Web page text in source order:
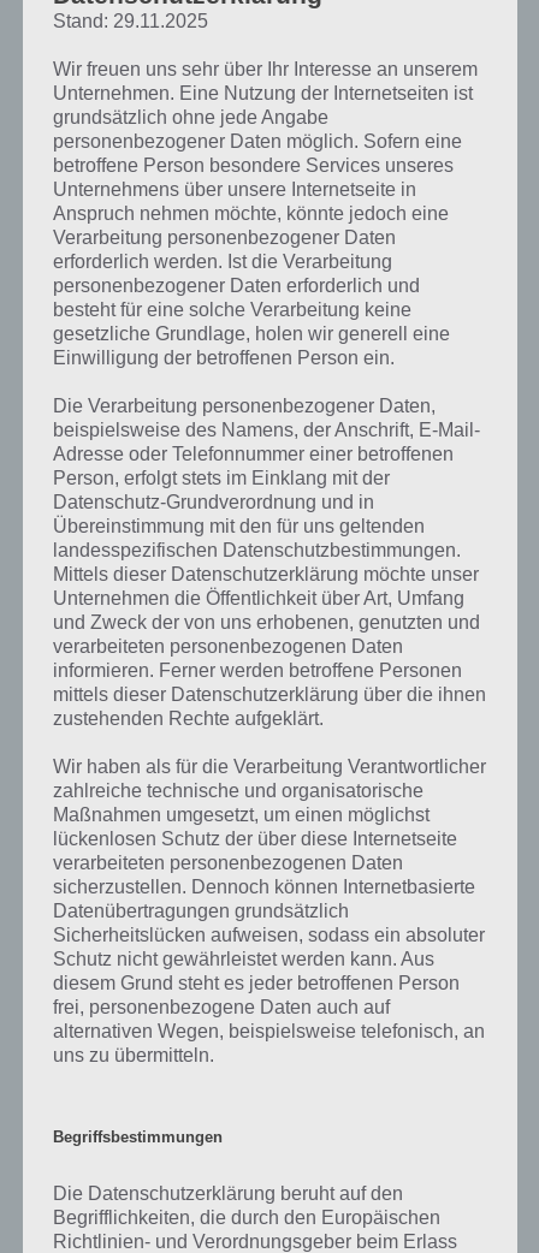
Helligkeit des Bildschirms bei Android für mehr
In Android geht ihr dazu in die Android Einstellungen -> Display (oder
Bildschirm). Dort findet sich auch der Punkt “Helligkeit”. Dort könnt
ihr per Schieberegler die Helligkeit herunterschrauben. Grundsätzlich
gilt: Umso geringer die Helligkeit, desto länger hält der Akku des
Android Gerätes durch.
Auch ist es empfehlenswert den Punkt “Automatische Helligkeit”
bzw. “An Lichtverhältnisse anpassen” zu deaktivieren.
Tipp 2: Widgets, Live Wallpaper und Co
Ein weiterer Stromfresser sind die Widgets und Live Wallpaper auf
dem Homescreen. Widgets müssen regelmäßig mit aktuellen Daten
angepasst werden, Live Wallpaper benötigen jederzeit
Reichenleistung und umso aktiver der Prozessor, desto mehr Strom
wird benötigt.
Wer Akku sparen will oder muss, sollte auf diese Live Wallpaper oder
beweglichen Wallpaper verzichten. Dazu gehören auch die
animierten Wallpaper, die auf Berührung reagieren. Natürlich ist es
schön, wenn der Hintergrund auf dem Android Homescreen nicht
immer gleich aussieht, aber bedenkt, dass eure Akkulaufzeit dadurch
auch sinkt.
Gleiches gilt natürlich für die Widgets. Zieht euch entsprechend nur
diejenigen auf euren Homescreen, die ihr auch wirklich nutzt. Ihr
erhaltet oft E-Mails, dann ist ein solches Widget goldwert. Wer aber
nur wenige Mails bekommt, sollte eventuell darauf verzichten.
Gleiches gilt für News, Facebook und Co. Ständiges aktualsieren /
synchronisieren saugt Strom (siehe dazu auch Tipp 5).
Tipp 3: WLAN, GPS, 4G / 3G leeren den Akku
Ebenfalls auf den Akku gehen die ganzen
Kommunikationsschnittstellen. WLAN, GPS, 4G / 3G, Bluetooth und
Co benötigen Strom, um Senden und Empfangen zu können. Wenn
seid, deaktivieren. Wenn man zuhause ist, kann man auch auf GPS
verzichten. Bluetooth sollte in der Regel ohnehin ausgeschaltet sein.
Stand: 29.11.2025
Wir freuen uns sehr über Ihr Interesse an unserem
Unternehmen. Eine Nutzung der Internetseiten ist
grundsätzlich ohne jede Angabe
personenbezogener Daten möglich. Sofern eine
betroffene Person besondere Services unseres
Unternehmens über unsere Internetseite in
Anspruch nehmen möchte, könnte jedoch eine
Verarbeitung personenbezogener Daten
erforderlich werden. Ist die Verarbeitung
personenbezogener Daten erforderlich und
besteht für eine solche Verarbeitung keine
gesetzliche Grundlage, holen wir generell eine
Einwilligung der betroffenen Person ein.
Die Verarbeitung personenbezogener Daten,
beispielsweise des Namens, der Anschrift, E-Mail-
Adresse oder Telefonnummer einer betroffenen
Person, erfolgt stets im Einklang mit der
Datenschutz-Grundverordnung und in
Übereinstimmung mit den für uns geltenden
landesspezifischen Datenschutzbestimmungen.
Mittels dieser Datenschutzerklärung möchte unser
Unternehmen die Öffentlichkeit über Art, Umfang
und Zweck der von uns erhobenen, genutzten und
verarbeiteten personenbezogenen Daten
informieren. Ferner werden betroffene Personen
mittels dieser Datenschutzerklärung über die ihnen
zustehenden Rechte aufgeklärt.
Wir haben als für die Verarbeitung Verantwortlicher
zahlreiche technische und organisatorische
Maßnahmen umgesetzt, um einen möglichst
lückenlosen Schutz der über diese Internetseite
verarbeiteten personenbezogenen Daten
sicherzustellen. Dennoch können Internetbasierte
Datenübertragungen grundsätzlich
Sicherheitslücken aufweisen, sodass ein absoluter
Schutz nicht gewährleistet werden kann. Aus
diesem Grund steht es jeder betroffenen Person
frei, personenbezogene Daten auch auf
alternativen Wegen, beispielsweise telefonisch, an
uns zu übermitteln.
Begriffsbestimmungen
Die Datenschutzerklärung beruht auf den
Begrifflichkeiten, die durch den Europäischen
Richtlinien- und Verordnungsgeber beim Erlass